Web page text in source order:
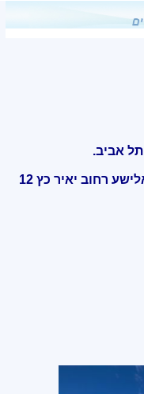
מרפאות מומחים בית חולים אלישע רחוב יאיר כץ 12